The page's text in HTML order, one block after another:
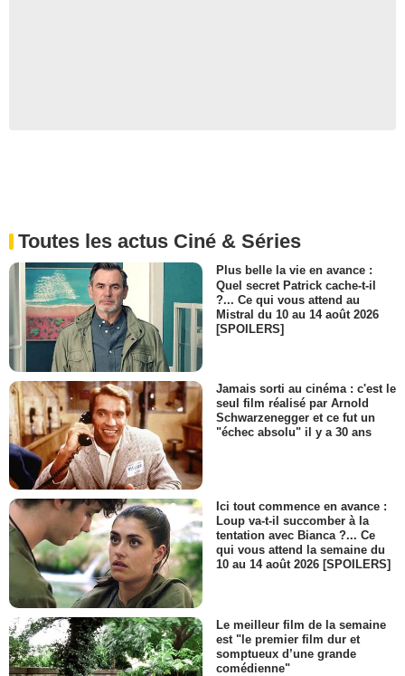
Toutes les actus Ciné & Séries
Plus belle la vie en avance :
Quel secret Patrick cache-t-il
?... Ce qui vous attend au
Mistral du 10 au 14 août 2026
[SPOILERS]
Jamais sorti au cinéma : c'est le
seul film réalisé par Arnold
Schwarzenegger et ce fut un
"échec absolu" il y a 30 ans
Ici tout commence en avance :
Loup va-t-il succomber à la
tentation avec Bianca ?... Ce
qui vous attend la semaine du
10 au 14 août 2026 [SPOILERS]
Le meilleur film de la semaine
est "le premier film dur et
somptueux d’une grande
comédienne"